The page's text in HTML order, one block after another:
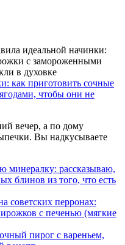
как приготовить сочные
чтобы они не
вечер, а по дому
Вы надкусываете
минералку: рассказываю,
блинов из того, что есть
советских перронах:
с печенью (мягкие
пирог с вареньем,